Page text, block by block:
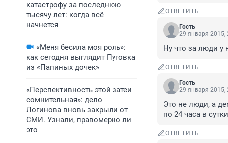
катастрофу за последнюю
тысячу лет: когда всё
начнется
«Меня бесила моя роль»:
как сегодня выглядит Пуговка
из «Папиных дочек»
«Перспективность этой затеи
сомнительная»: дело
Логинова вновь закрыли от
СМИ. Узнали, правомерно ли
это
ОТВЕТИТЬ
Гость
29 января 2015,
Ну что за люди у
ОТВЕТИТЬ
Гость
29 января 2015,
Это не люди, а
по 24 часа в
ОТВЕТИТЬ